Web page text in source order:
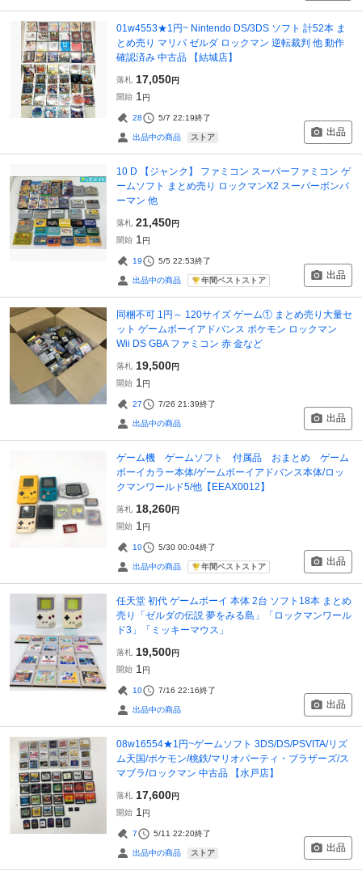
01w4553★1円~ Nintendo DS/3DS ソフト 計52本 ま
とめ売り マリパ ゼルダ ロックマン 逆転裁判 他 動作
確認済み 中古品 【結城店】
落札 17,050円
開始 1 円
28 5/7 22:19終了
出品中の商品 ストア 出品
10 D 【ジャンク】 ファミコン スーパーファミコン ゲ
ームソフト まとめ売り ロックマンX2 スーパーボンバ
ーマン 他
落札 21,450円
開始 1 円
19 5/5 22:53終了
出品中の商品 年間ベストストア 出品
同梱不可 1円～ 120サイズ ゲーム① まとめ売り大量セ
ット ゲームボーイアドバンス ポケモン ロックマン
Wii DS GBA ファミコン 赤 金など
落札 19,500円
開始 1 円
27 7/26 21:39終了
出品中の商品 出品
ゲーム機 ゲームソフト 付属品 おまとめ ゲーム
ボーイカラー本体/ゲームボーイアドバンス本体/ロッ
クマンワールド5/他【EEAX0012】
落札 18,260円
開始 1 円
10 5/30 00:04終了
出品中の商品 年間ベストストア 出品
任天堂 初代 ゲームボーイ 本体 2台 ソフト18本 まとめ
売り「ゼルダの伝説 夢をみる島」「ロックマンワール
ド3」「ミッキーマウス」
落札 19,500円
開始 1 円
10 7/16 22:16終了
出品中の商品 出品
08w16554★1円~ゲームソフト 3DS/DS/PSVITA/リズ
ム天国/ポケモン/桃鉄/マリオパーティ・ブラザーズ/ス
マブラ/ロックマン 中古品 【水戸店】
落札 17,600円
開始 1 円
7 5/11 22:20終了
出品中の商品 ストア 出品